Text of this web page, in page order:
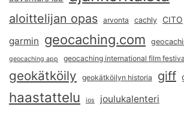
aloittelijan opas arvonta cachly CITO
garmin geocaching.com
geocaching app geocaching international film
geokätköily geokätköilyn historia giff
haastattelu ios joulukalenteri